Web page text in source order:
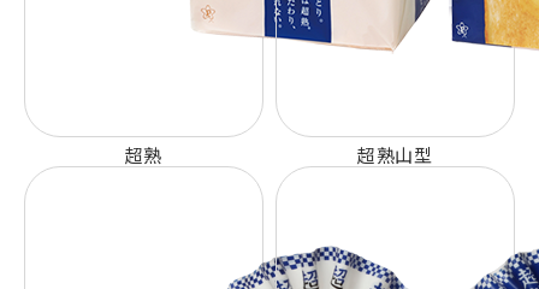
超熟 超熟山型